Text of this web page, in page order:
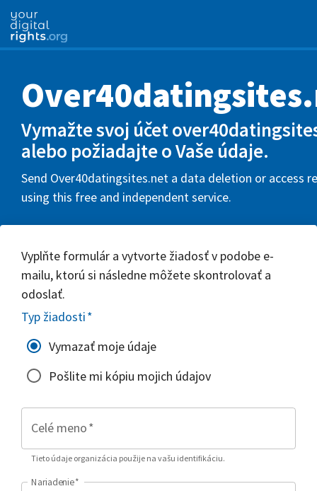
Vymažte svoj účet
alebo požiadajte o Vaše údaje.
Send Over40datingsites.net a data deletion or access
using this free and independent service.
Vyplňte formulár a vytvorte žiadosť v podobe e-
mailu, ktorú si následne môžete skontrolovať a
odoslať.
Typ žiadosti*
Vymazať moje údaje
Pošlite mi kópiu mojich údajov
Celé meno*
Tieto údaje organizácia použije na vašu identifikáciu.
Nariadenie*